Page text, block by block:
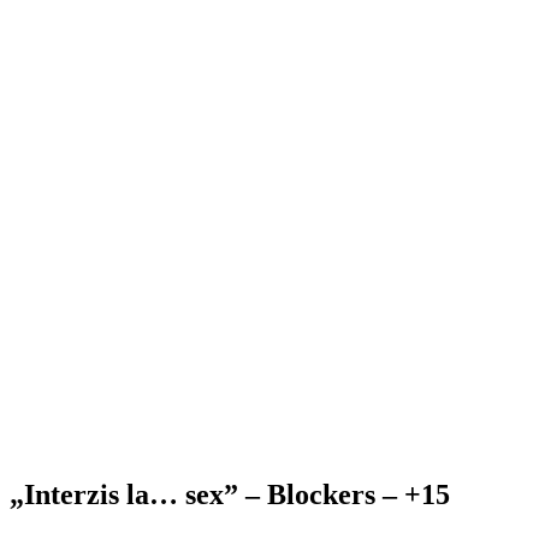
„Interzis la… sex” – Blockers – +15